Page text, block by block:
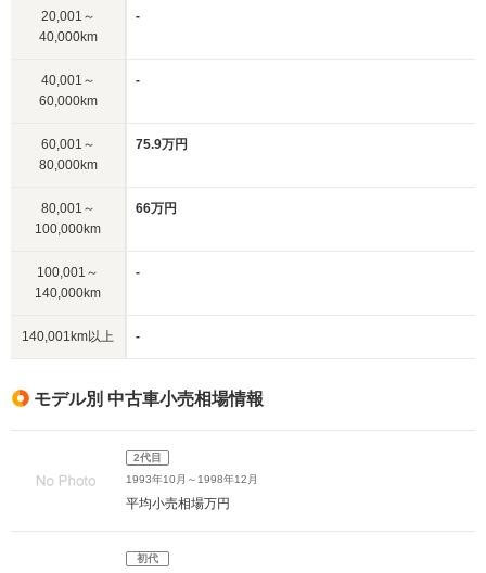
20,001～
40,000km
-
40,001～
60,000km
-
60,001～
80,000km
75.9万円
80,001～
100,000km
66万円
100,001～
140,000km
-
140,001km以上 -
モデル別 中古車小売相場情報
2代目
1993年10月～1998年12月
平均小売相場万円
初代